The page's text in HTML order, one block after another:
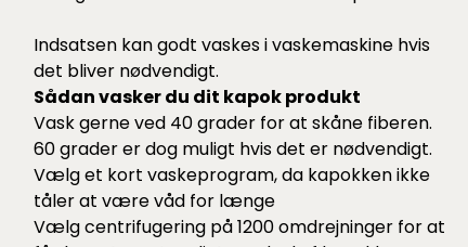
Indsatsen kan godt vaskes i vaskemaskine hvis
det bliver nødvendigt.
Sådan vasker du dit kapok produkt
Vask gerne ved 40 grader for at skåne fiberen.
60 grader er dog muligt hvis det er nødvendigt.
Vælg et kort vaskeprogram, da kapokken ikke
tåler at være våd for længe
Vælg centrifugering på 1200 omdrejninger for at